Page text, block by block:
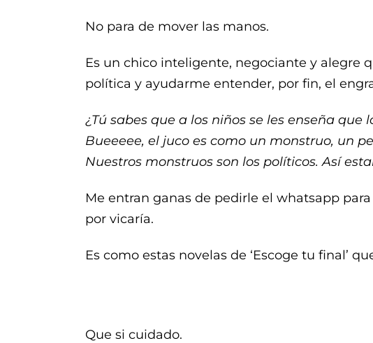
No para de mover las manos.
Es un chico inteligente, negociante y alegre
política y ayudarme entender, por fin, el
¿Tú sabes que a los niños se les enseña
Bueeeee, el juco es como un monstruo, un
Nuestros monstruos son los políticos. Así
Me entran ganas de pedirle el whatsapp
por vicaría.
Es como estas novelas de ‘Escoge tu final’
Que si cuidado.